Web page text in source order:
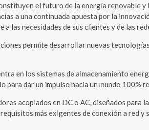
el futuro de la energía
a una continuada apuesta por la
las necesidades de sus clientes y de las
permite desarrollar nuevas
en los sistemas de almacenamiento
dar un impulso hacia un mundo 100%
acoplados en DC o AC, diseñados
más exigentes de conexión a